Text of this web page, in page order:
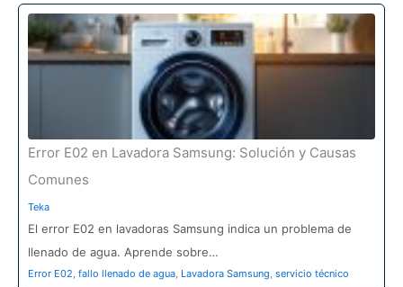
Error E02 en Lavadora Samsung: Solución y Causas
Comunes
Teka
El error E02 en lavadoras Samsung indica un problema de
llenado de agua. Aprende sobre…
Error E02, fallo llenado de agua, Lavadora Samsung, servicio técnico